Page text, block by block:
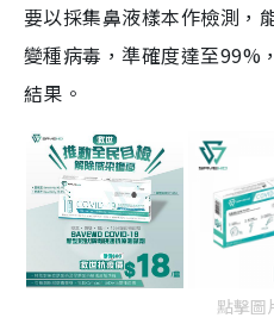
要以採集鼻液樣本作檢測
變種病毒，準確度達至99%
結果。
點擊圖